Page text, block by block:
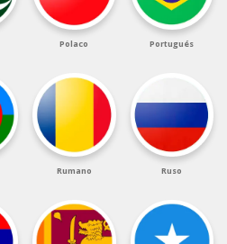
Polaco Portugués
Rumano Ruso